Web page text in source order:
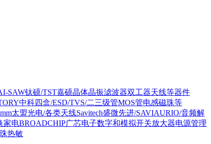
SAW钛硕/TST嘉硕晶体晶振滤波器双工器天线等器件
中科四盒/ESD/TVS/二三级管MOS管电感磁珠等
太盟光电/各类天线Savitech盛微先进/SAVIAURIO/音频解
家电BROADCHIP广芯电子数字和模拟开关放大器电源管理
热敏